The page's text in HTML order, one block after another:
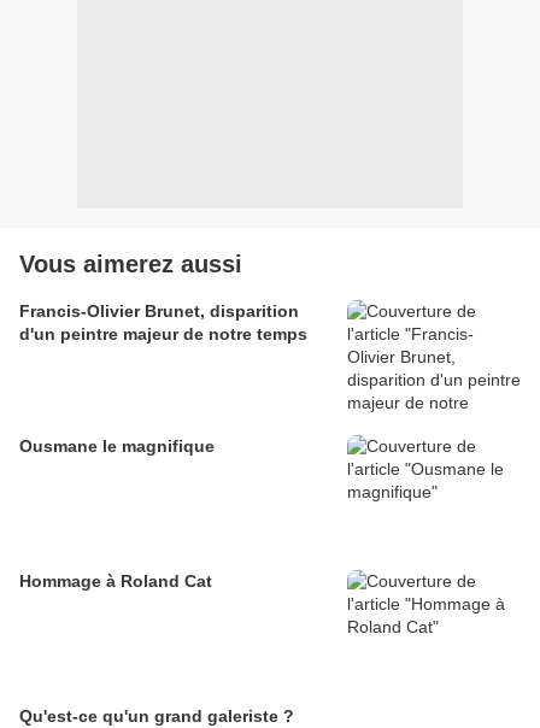
Vous aimerez aussi
Francis-Olivier Brunet, disparition
d'un peintre majeur de notre temps
Ousmane le magnifique
Hommage à Roland Cat
Qu'est-ce qu'un grand galeriste ?